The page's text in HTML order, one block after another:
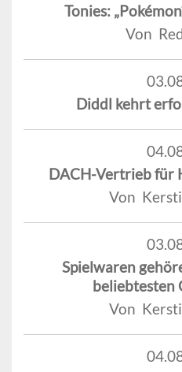
Tonies:
Von
Diddl kehrt
DACH-Vertrieb für
Von
Spielwaren
beliebtesten
Von